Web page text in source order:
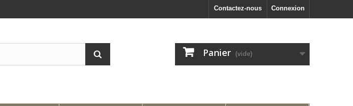
Connexion
Contactez-nous
Panier (vide)